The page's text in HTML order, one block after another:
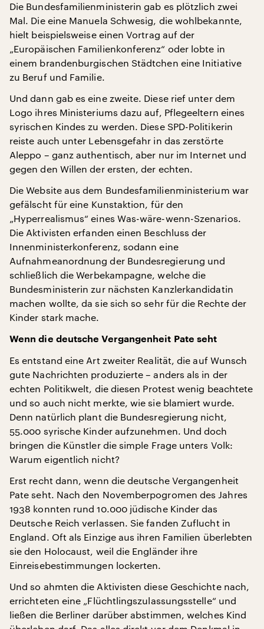
Die Bundesfamilienministerin gab es plötzlich zwei
Mal. Die eine Manuela Schwesig, die wohlbekannte,
hielt beispielsweise einen Vortrag auf der
„Europäischen Familienkonferenz“ oder lobte in
einem brandenburgischen Städtchen eine Initiative
zu Beruf und Familie.
Und dann gab es eine zweite. Diese rief unter dem
Logo ihres Ministeriums dazu auf, Pflegeeltern eines
syrischen Kindes zu werden. Diese SPD-Politikerin
reiste auch unter Lebensgefahr in das zerstörte
Aleppo – ganz authentisch, aber nur im Internet und
gegen den Willen der ersten, der echten.
Die Website aus dem Bundesfamilienministerium war
gefälscht für eine Kunstaktion, für den
„Hyperrealismus“ eines Was-wäre-wenn-Szenarios.
Die Aktivisten erfanden einen Beschluss der
Innenministerkonferenz, sodann eine
Aufnahmeanordnung der Bundesregierung und
schließlich die Werbekampagne, welche die
Bundesministerin zur nächsten Kanzlerkandidatin
machen wollte, da sie sich so sehr für die Rechte der
Kinder stark mache.
Wenn die deutsche Vergangenheit Pate seht
Es entstand eine Art zweiter Realität, die auf Wunsch
gute Nachrichten produzierte – anders als in der
echten Politikwelt, die diesen Protest wenig beachtete
und so auch nicht merkte, wie sie blamiert wurde.
Denn natürlich plant die Bundesregierung nicht,
55.000 syrische Kinder aufzunehmen. Und doch
bringen die Künstler die simple Frage unters Volk:
Warum eigentlich nicht?
Erst recht dann, wenn die deutsche Vergangenheit
Pate seht. Nach den Novemberpogromen des Jahres
1938 konnten rund 10.000 jüdische Kinder das
Deutsche Reich verlassen. Sie fanden Zuflucht in
England. Oft als Einzige aus ihren Familien überlebten
sie den Holocaust, weil die Engländer ihre
Einreisebestimmungen lockerten.
Und so ahmten die Aktivisten diese Geschichte nach,
errichteten eine „Flüchtlingszulassungsstelle“ und
ließen die Berliner darüber abstimmen, welches Kind